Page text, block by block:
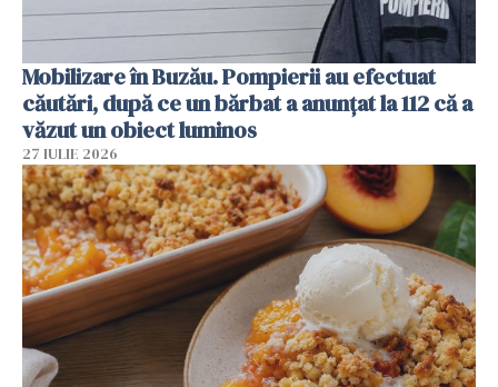
Mobilizare în Buzău. Pompierii au efectuat
căutări, după ce un bărbat a anunțat la 112 că a
văzut un obiect luminos
27 IULIE 2026